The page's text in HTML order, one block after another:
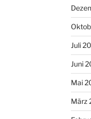
Juli
Juni
Mai
März